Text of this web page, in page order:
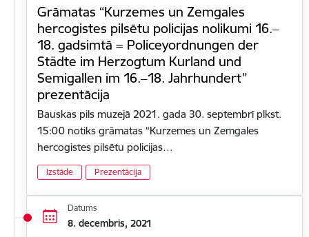
Grāmatas “Kurzemes un Zemgales
hercogistes pilsētu policijas nolikumi 16.‒
18. gadsimtā = Policeyordnungen der
Städte im Herzogtum Kurland und
Semigallen im 16.‒18. Jahrhundert”
prezentācija
Bauskas pils muzejā 2021. gada 30. septembrī plkst.
15:00 notiks grāmatas “Kurzemes un Zemgales
hercogistes pilsētu policijas…
Izstāde Prezentācija
Datums
8. decembris, 2021